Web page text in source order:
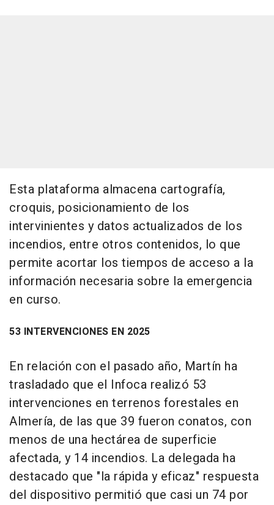
Esta plataforma almacena cartografía,
croquis, posicionamiento de los
intervinientes y datos actualizados de los
incendios, entre otros contenidos, lo que
permite acortar los tiempos de acceso a la
información necesaria sobre la emergencia
en curso.
53 INTERVENCIONES EN 2025
En relación con el pasado año, Martín ha
trasladado que el Infoca realizó 53
intervenciones en terrenos forestales en
Almería, de las que 39 fueron conatos, con
menos de una hectárea de superficie
afectada, y 14 incendios. La delegada ha
destacado que "la rápida y eficaz" respuesta
del dispositivo permitió que casi un 74 por